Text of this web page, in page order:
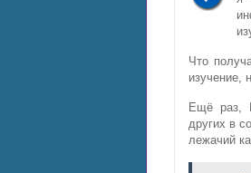
Что
изучение,
Ещё раз,
других в
лежачий